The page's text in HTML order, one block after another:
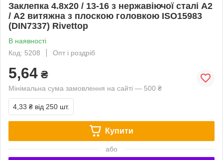
Заклепка 4.8х20 / 13-16 з нержавіючої сталі А2
/ А2 витяжна з плоскою головкою ISO15983
(DIN7337) Rivettop
В наявності
Код: 5208
Опт і роздріб
5,64 ₴
Мінімальна сума замовлення на сайті — 500 ₴
4,33 ₴ від 250 шт.
Купити
або